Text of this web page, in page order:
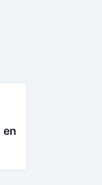
en